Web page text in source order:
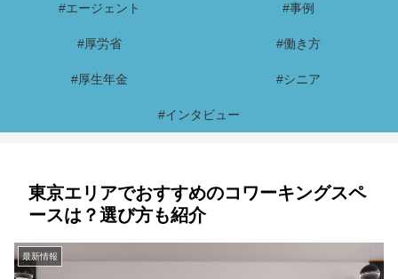
#エージェント #事例
#厚労省 #働き方
#厚生年金 #シニア
#インタビュー
東京エリアでおすすめのコワーキングスペ
ースは？選び方も紹介
最新情報